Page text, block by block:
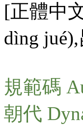
[正體中
dìng jué
規範碼
朝代